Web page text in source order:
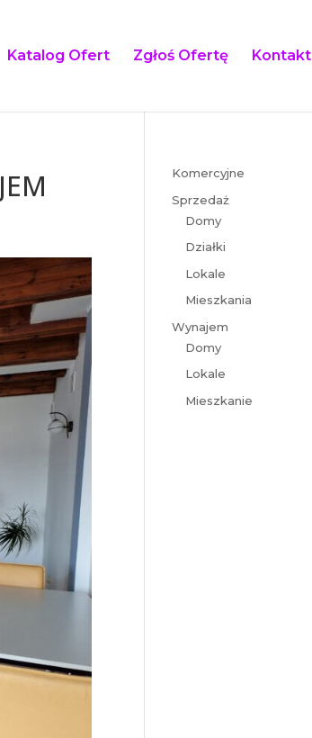
Katalog Ofert Zgłoś Ofertę Kontakt
Komercyjne
Sprzedaż
Domy
Działki
Lokale
Mieszkania
Wynajem
Domy
Lokale
Mieszkanie